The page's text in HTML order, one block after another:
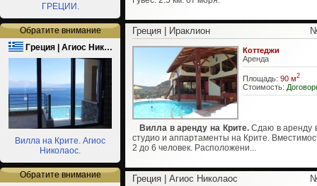
ГРЕЦИИ.
Обратите внимание
Греция | Агиос Ник…
Вилла на Крите. Агиос
Николаос.
Обратите внимание
Греция | Ираклион
Коттеджи
Аренда
Площадь: 90 м2
Стоимость:
Вилла в аренду на Крите.Сдаю в аренду
студио и аппартаменты на Крите.
2 до 6 человек. Расположени...
Греция | Агиос Николаос